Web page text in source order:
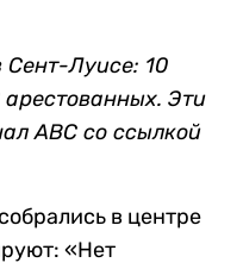
Сент-Луисе: 10
Эти
ABC со ссылкой
в центре
«Нет